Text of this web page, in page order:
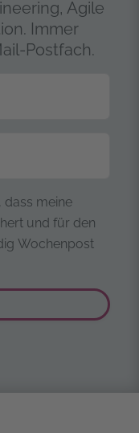
Agile
Immer
Postfach.
dass meine
und für den
Wochenpost